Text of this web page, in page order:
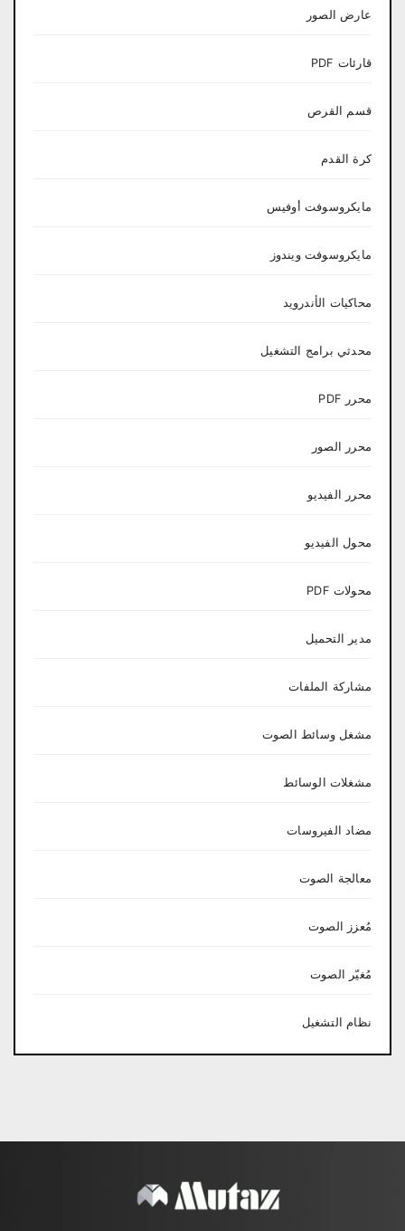
عارض الصور
قارئات PDF
قسم القرص
كرة القدم
مايكروسوفت أوفيس
مايكروسوفت ويندوز
محاكيات الأندرويد
محدثي برامج التشغيل
محرر PDF
محرر الصور
محرر الفيديو
محول الفيديو
محولات PDF
مدير التحميل
مشاركة الملفات
مشغل وسائط الصوت
مشغلات الوسائط
مضاد الفيروسات
معالجة الصوت
مُعزز الصوت
مُغيّر الصوت
نظام التشغيل